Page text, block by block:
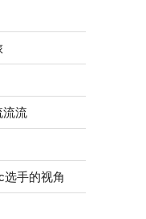
流流
选手的视角